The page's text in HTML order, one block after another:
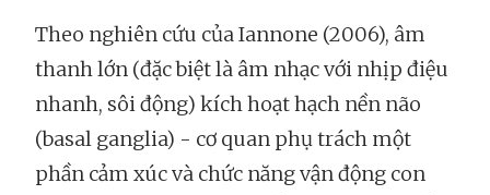
Theo nghiên cứu của Iannone (2006), âm
thanh lớn (đặc biệt là âm nhạc với nhịp điệu
nhanh, sôi động) kích hoạt hạch nền não
(basal ganglia) - cơ quan phụ trách một
phần cảm xúc và chức năng vận động con